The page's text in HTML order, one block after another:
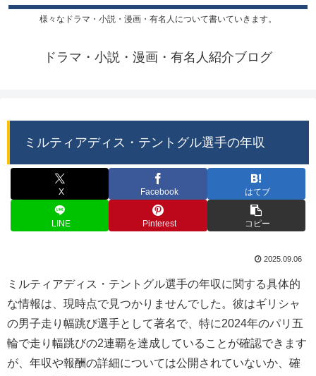
様々なドラマ・小説・漫画・有名人について書いていきます。
ドラマ・小説・漫画・有名人紹介ブログ
ミルティアディス・テントグル選手の年収
X Facebook はてブ
LINE Pinterest コピー
2025.09.06
ミルティアディス・テントグル選手の年収に関する具体的
な情報は、現時点で見つかりませんでした。彼はギリシャ
の男子走り幅跳び選手として著名で、特に2024年のパリ五
輪で走り幅跳びの2連覇を達成していることが確認できます
が、年収や報酬の詳細については公開されていないか、確